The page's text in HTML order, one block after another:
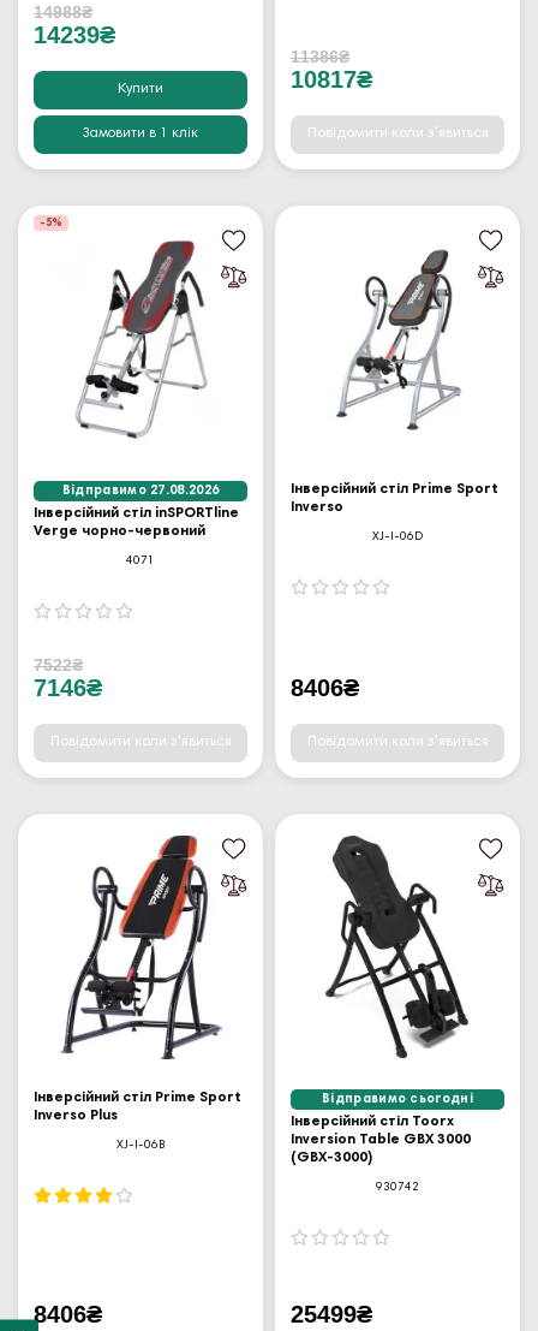
14988₴
14239₴
Купити
Замовити в 1 клік
11386₴
10817₴
Повідомити коли з'явиться
-5%
Відправимо 27.08.2026
Інверсійний стіл inSPORTline
Verge чорно-червоний
4071
7522₴
7146₴
Повідомити коли з'явиться
Інверсійний стіл Prime Sport
Inverso
XJ-I-06D
8406₴
Повідомити коли з'явиться
Інверсійний стіл Prime Sport
Inverso Plus
XJ-I-06B
8406₴
Відправимо сьогодні
Інверсійний стіл Toorx
Inversion Table GBX 3000
(GBX-3000)
930742
25499₴